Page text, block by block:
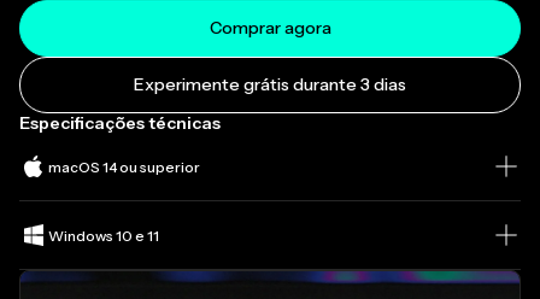
Comprar agora
Experimente grátis durante 3 dias
Especificações técnicas
macOS 14 ou superior
Windows 10 e 11